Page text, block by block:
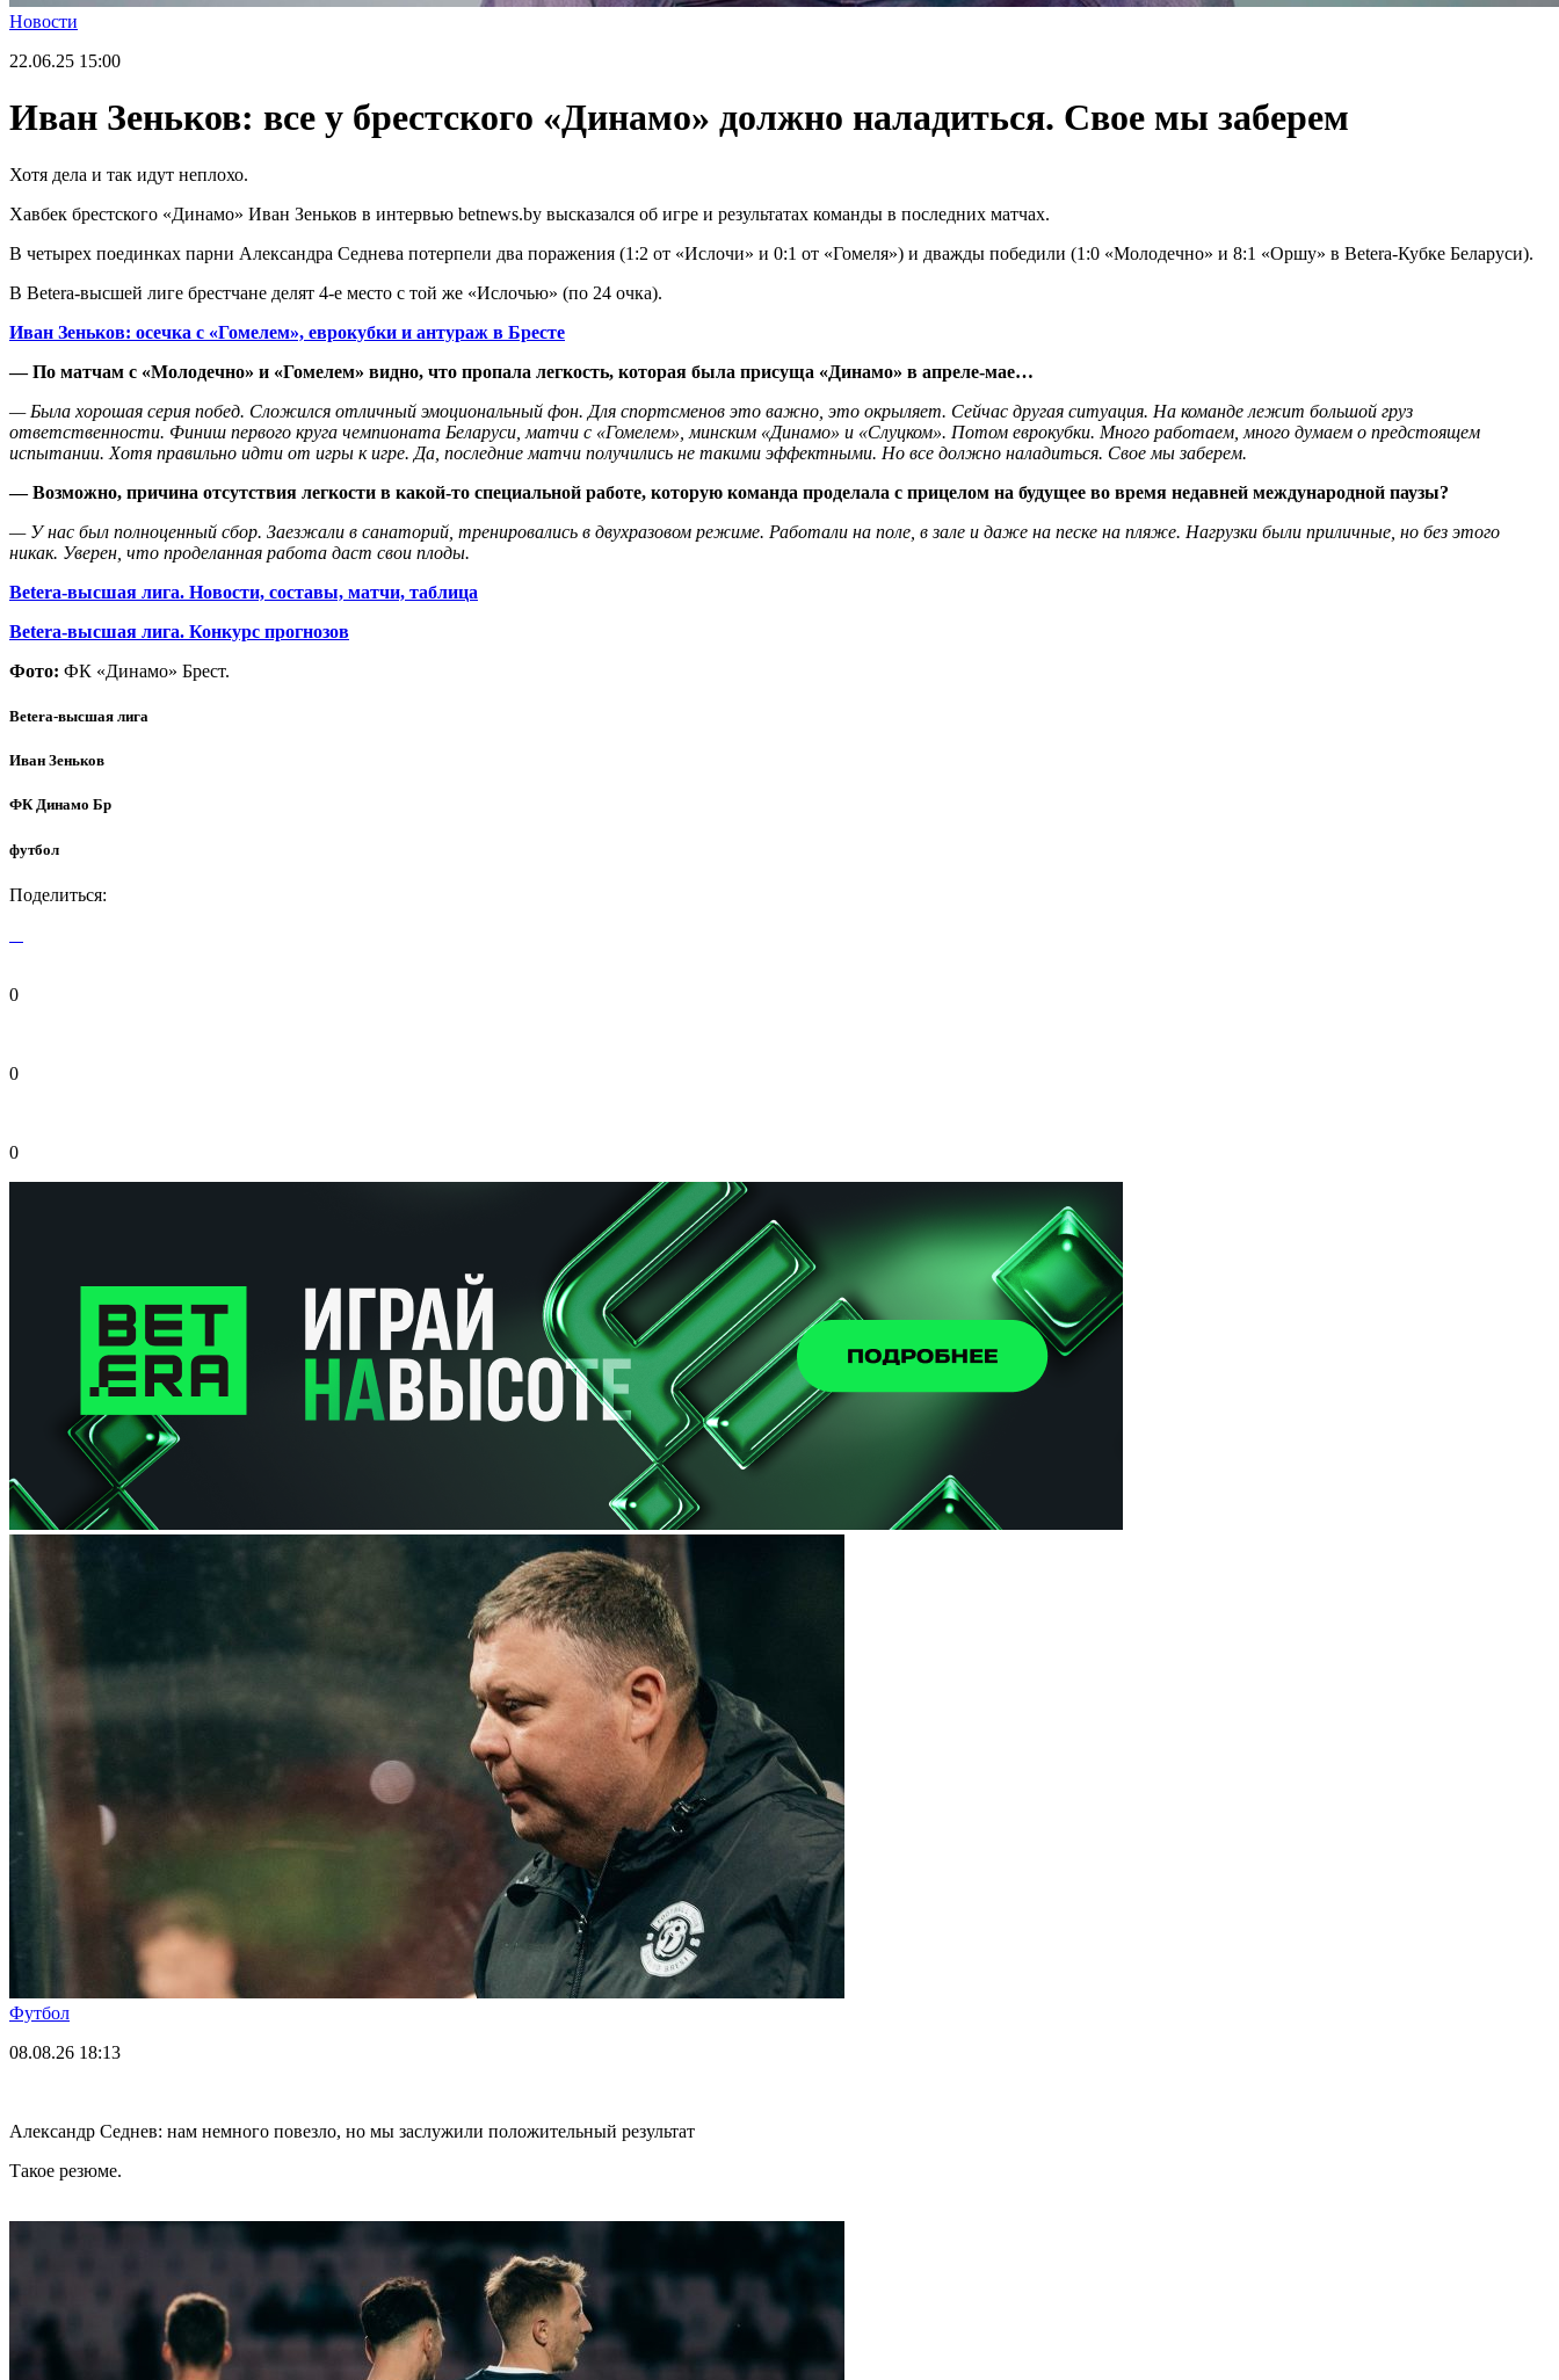
Новости
22.06.25 15:00
Иван Зеньков: все у брестского «Динамо» должно наладиться. Свое мы заберем
Хотя дела и так идут неплохо.
Хавбек брестского «Динамо» Иван Зеньков в интервью betnews.by высказался об игре и результатах команды в последних матчах.
В четырех поединках парни Александра Седнева потерпели два поражения (1:2 от «Ислочи» и 0:1 от «Гомеля») и дважды победили (1:0 «Молодечно» и 8:1 «Оршу» в Betera-Кубке Беларуси).
В Betera-высшей лиге брестчане делят 4-е место с той же «Ислочью» (по 24 очка).
Иван Зеньков: осечка с «Гомелем», еврокубки и антураж в Бресте
— По матчам с «Молодечно» и «Гомелем» видно, что пропала легкость, которая была присуща «Динамо» в апреле-мае…
— Была хорошая серия побед. Сложился отличный эмоциональный фон. Для спортсменов это важно, это окрыляет. Сейчас другая ситуация. На команде лежит большой груз
ответственности. Финиш первого круга чемпионата Беларуси, матчи с «Гомелем», минским «Динамо» и «Слуцком». Потом еврокубки. Много работаем, много думаем о предстоящем
испытании. Хотя правильно идти от игры к игре. Да, последние матчи получились не такими эффектными. Но все должно наладиться. Свое мы заберем.
— Возможно, причина отсутствия легкости в какой-то специальной работе, которую команда проделала с прицелом на будущее во время недавней международной паузы?
— У нас был полноценный сбор. Заезжали в санаторий, тренировались в двухразовом режиме. Работали на поле, в зале и даже на песке на пляже. Нагрузки были приличные, но без этого
никак. Уверен, что проделанная работа даст свои плоды.
Betera-высшая лига. Новости, составы, матчи, таблица
Betera-высшая лига. Конкурс прогнозов
Фото: ФК «Динамо» Брест.
Betera-высшая лига
Иван Зеньков
ФК Динамо Бр
футбол
Поделиться:
0
0
0
Футбол
08.08.26 18:13
Александр Седнев: нам немного повезло, но мы заслужили положительный результат
Такое резюме.